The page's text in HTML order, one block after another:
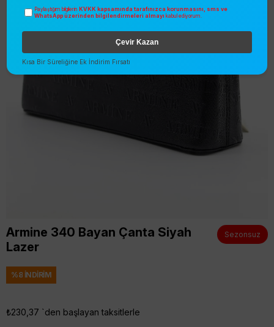
Armine 340 Bayan Çanta Siyah
Lazer
Sezonsuz
%8 İNDIRIM
₺230,37 `den başlayan taksitlerle
Paylaştığım bilgilerin KVKK kapsamında tarafınızca korunmasını, sms ve
WhatsApp üzerinden bilgilendirmeleri almayı kabul ediyorum.
Çevir Kazan
Kısa Bir Süreliğine Ek İndirim Fırsatı